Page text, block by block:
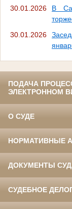
30.01.2026
В
30.01.2026
ПОДАЧА
ЭЛЕКТРОННОМ
О СУДЕ
НОРМАТИВНЫЕ
ДОКУМЕНТЫ
СУДЕБНОЕ